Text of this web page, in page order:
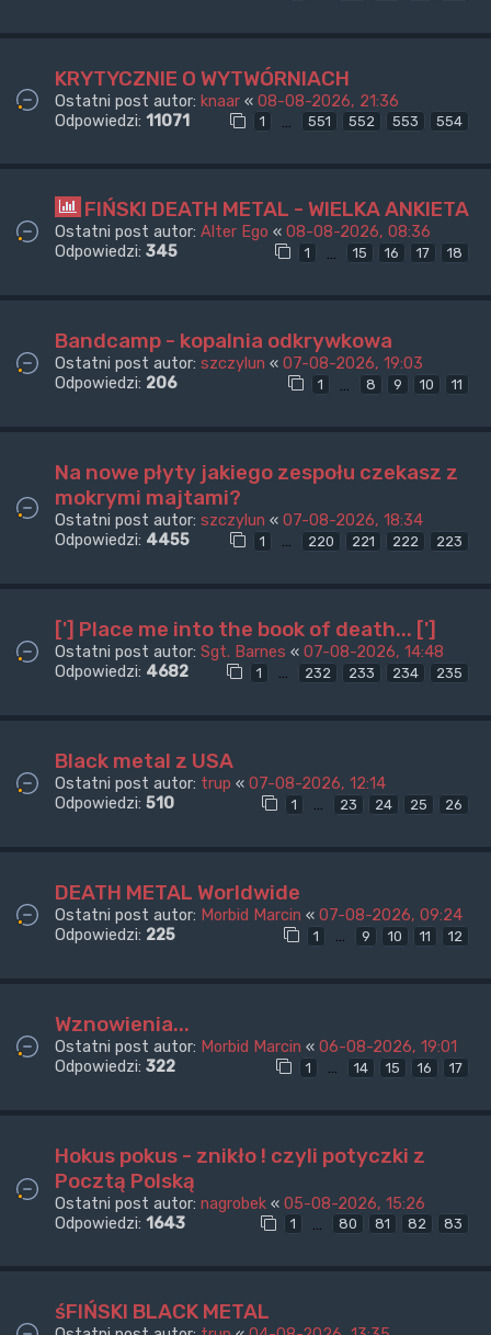
KRYTYCZNIE O WYTWÓRNIACH
Ostatni post autor: knaar « 08-08-2026, 21:36
Odpowiedzi: 11071 1 … 551 552 553 554
FIŃSKI DEATH METAL - WIELKA ANKIETA
Ostatni post autor: Alter Ego « 08-08-2026, 08:36
Odpowiedzi: 345 1 … 15 16 17 18
Bandcamp - kopalnia odkrywkowa
Ostatni post autor: szczylun « 07-08-2026, 19:03
Odpowiedzi: 206 1 8 9 10 11
Na nowe płyty jakiego zespołu czekasz z
mokrymi majtami?
Ostatni post autor: szczylun « 07-08-2026, 18:34
Odpowiedzi: 4455 1 … 220 221 222 223
['] Place me into the book of death... [']
Ostatni post autor: Sgt. Barnes « 07-08-2026, 14:48
Odpowiedzi: 4682 1 … 232 233 234 235
Black metal z USA
Ostatni post autor: trup « 07-08-2026, 12:14
Odpowiedzi: 510 1 … 23 24 25 26
DEATH METAL Worldwide
Ostatni post autor: Morbid Marcin « 07-08-2026, 09:24
Odpowiedzi: 225 1 … 9 10 11 12
Wznowienia...
Ostatni post autor: Morbid Marcin « 06-08-2026, 19:01
Odpowiedzi: 322 1 … 14 15 16 17
Hokus pokus - znikło ! czyli potyczki z
Pocztą Polską
Ostatni post autor: nagrobek « 05-08-2026, 15:26
Odpowiedzi: 1643 1 … 80 81 82 83
śFIŃSKI BLACK METAL